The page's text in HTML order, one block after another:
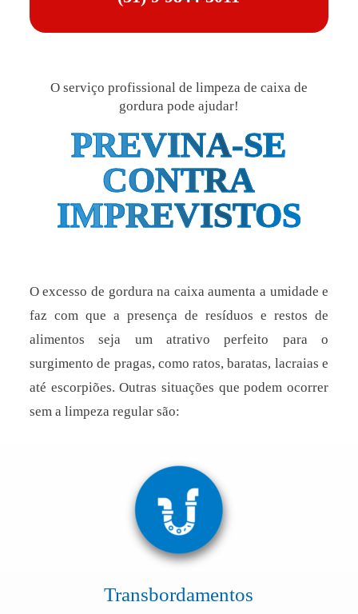
O serviço profissional de limpeza de caixa de
gordura pode ajudar!
PREVINA-SE
CONTRA
IMPREVISTOS
O excesso de gordura na caixa aumenta a umidade e
faz com que a presença de resíduos e restos de
alimentos seja um atrativo perfeito para o
surgimento de pragas, como ratos, baratas, lacraias e
até escorpiões. Outras situações que podem ocorrer
sem a limpeza regular são:
Transbordamentos